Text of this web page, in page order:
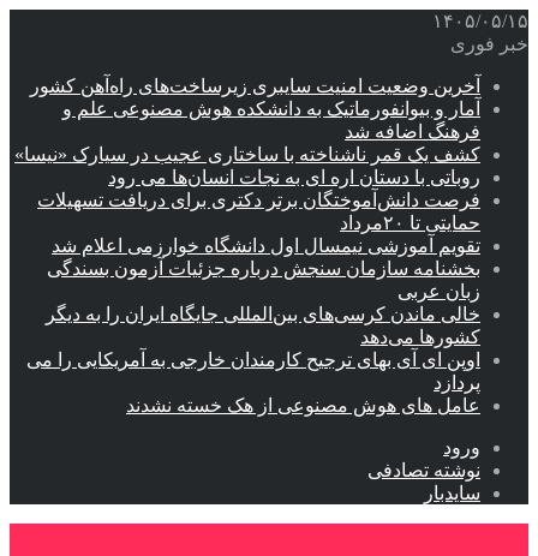
۱۴۰۵/۰۵/۱۵
خبر فوری
آخرین وضعیت امنیت سایبری زیرساخت‌های راه‌آهن کشور
آمار و بیوانفورماتیک به دانشکده هوش مصنوعی علم و
فرهنگ اضافه شد
کشف یک قمر ناشناخته با ساختاری عجیب در سیارک «نیسا»
روباتی با دستان اره ای به نجات انسان‌ها می رود
فرصت دانش‌آموختگان برتر دکتری‌ برای دریافت تسهیلات
حمایتی تا ۲۰مرداد
تقویم آموزشی نیمسال اول دانشگاه خوارزمی اعلام شد
بخشنامه سازمان سنجش درباره جزئیات آزمون بسندگی
زبان عربی
خالی ماندن کرسی‌های بین‌المللی جایگاه ایران را به دیگر
کشورها می‌دهد
اوپن ای آی بهای ترجیح کارمندان خارجی به آمریکایی را می
پردازد
عامل های هوش مصنوعی از هک خسته نشدند
ورود
نوشته تصادفی
سایدبار